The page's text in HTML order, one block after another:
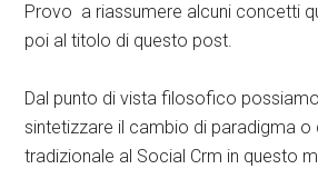
Provo a riassumere alcuni concetti
poi al titolo di questo post.
Dal punto di vista filosofico
sintetizzare il cambio di paradigma o
tradizionale al Social Crm in questo